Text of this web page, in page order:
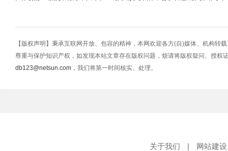
【版权声明】秉承互联网开放、包容的精神，本网欢迎各方(自)媒体、机构转
尊重与保护知识产权，如发现本站文章存在版权问题，烦请将版权疑问、授权
db123@netsun.com ，我们将第一时间核实、处理。
关于我们 | 网站建设